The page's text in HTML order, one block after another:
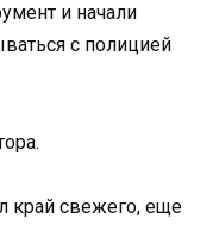
и начали
с полицией
край свежего, еще